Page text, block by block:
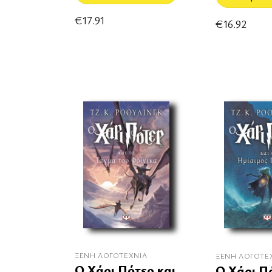
€17.91 €16.92
ΞΈΝΗ ΛΟΓΟΤΕΧΝΊΑ ΞΈΝΗ